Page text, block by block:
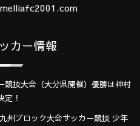
カー情報
競技大会（大分県開催）優勝は神村
定！
州ブロック大会サッカー競技 少年